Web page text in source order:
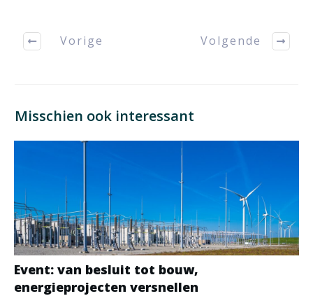
Vorige Volgende
Misschien ook interessant
Event: van besluit tot bouw,
energieprojecten versnellen